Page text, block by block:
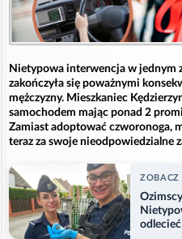
Nietypowa interwencja w jednym
zakończyła się poważnymi
mężczyzny. Mieszkaniec
samochodem mając ponad 2
Zamiast adoptować czworonoga,
teraz za swoje nieodpowiedzialne
ZOBACZ
odlecieć